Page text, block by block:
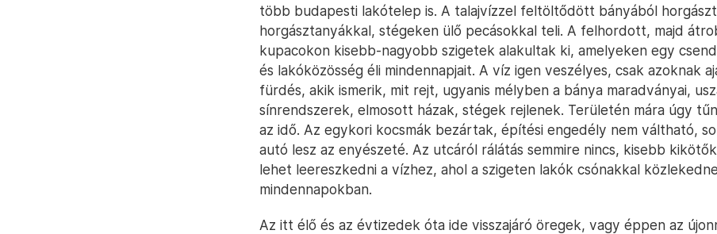
több budapesti lakótelep is. A talajvízzel feltöltődött bányából
horgásztanyákkal, stégeken ülő pecásokkal teli. A felhordott, majd
kupacokon kisebb-nagyobb szigetek alakultak ki, amelyeken egy
és lakóközösség éli mindennapjait. A víz igen veszélyes, csak azoknak
fürdés, akik ismerik, mit rejt, ugyanis mélyben a bánya maradványai,
sínrendszerek, elmosott házak, stégek rejlenek. Területén mára úgy
az idő. Az egykori kocsmák bezártak, építési engedély nem váltható,
autó lesz az enyészeté. Az utcáról rálátás semmire nincs, kisebb
lehet leereszkedni a vízhez, ahol a szigeten lakók csónakkal
mindennapokban.
Az itt élő és az évtizedek óta ide visszajáró öregek, vagy éppen az